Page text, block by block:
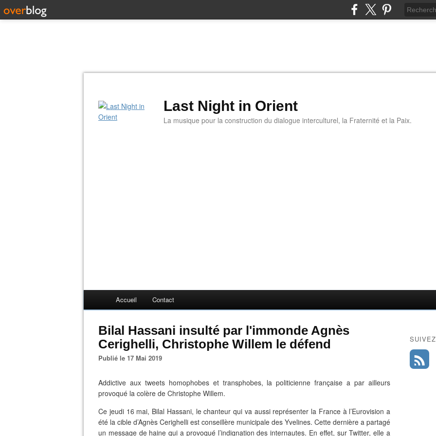
Last Night in Orient
La musique pour la construction du dialogue interculturel, la Fraternité et la Paix.
Accueil Contact
Bilal Hassani insulté par l'immonde Agnès
Cerighelli, Christophe Willem le défend
Publié le 17 Mai 2019
Addictive aux tweets homophobes et transphobes, la politicienne française a par ailleurs
provoqué la colère de Christophe Willem.
Ce jeudi 16 mai, Bilal Hassani, le chanteur qui va aussi représenter la France à l’Eurovision a
été la cible d’Agnès Cerighelli est conseillère municipale des Yvelines. Cette dernière a partagé
un message de haine qui a provoqué l’indignation des internautes. En effet, sur Twitter, elle a